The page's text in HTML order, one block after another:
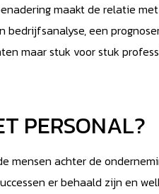
maakt de relatie
bedrijfsanalyse, een
maar stuk voor stuk
PERSONAL?
mensen achter de
er behaald zijn en